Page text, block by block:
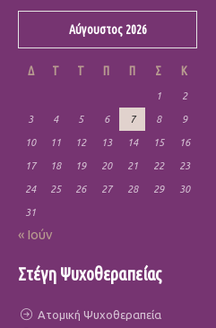
Αύγουστος 2026
Δ Τ Τ Π Π Σ Κ
1 2
3 4 5 6 7 8 9
10 11 12 13 14 15 16
17 18 19 20 21 22 23
24 25 26 27 28 29 30
31
« Ιούν
Στέγη Ψυχοθεραπείας
Ατομική Ψυχοθεραπεία